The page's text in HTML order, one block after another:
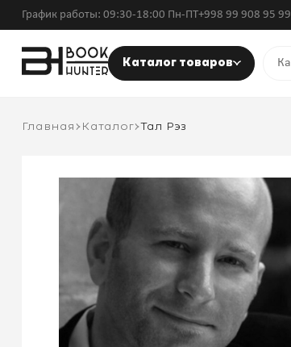
График работы: 09:30-18:00 Пн-ПТ+998 99 908 95 99
Каталог товаров
Главная Каталог Тал Рэз